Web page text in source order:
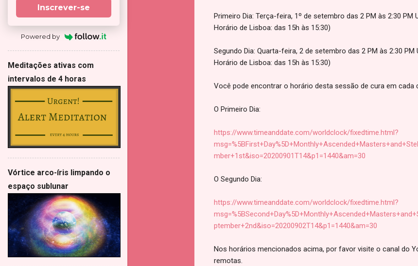
Primeiro Dia: Terça-feira, 1º de setembro das 2 PM às 2:30 PM
Horário de Lisboa: das 15h às 15:30)
Segundo Dia: Quarta-feira, 2 de setembro das 2 PM às 2:30
Horário de Lisboa: das 15h às 15:30)
Você pode encontrar o horário desta sessão de cura em cada
O Primeiro Dia:
https://www.timeanddate.com/worldclock/fixedtime.html?
mber+1st&iso=20200901T14&p1=1440&am=30
O Segundo Dia:
https://www.timeanddate.com/worldclock/fixedtime.html?
ptember+2nd&iso=20200902T14&p1=1440&am=30
Nos horários mencionados acima, por favor visite o canal do
remotas.
Inscrever-se
Powered by
Meditações ativas com
intervalos de 4 horas
Vórtice arco-íris limpando o
espaço sublunar